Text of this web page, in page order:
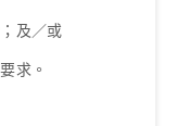
及／或
求。